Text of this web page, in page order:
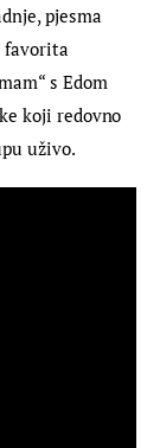
pjesma
favorita
s Edom
koji redovno
uživo.